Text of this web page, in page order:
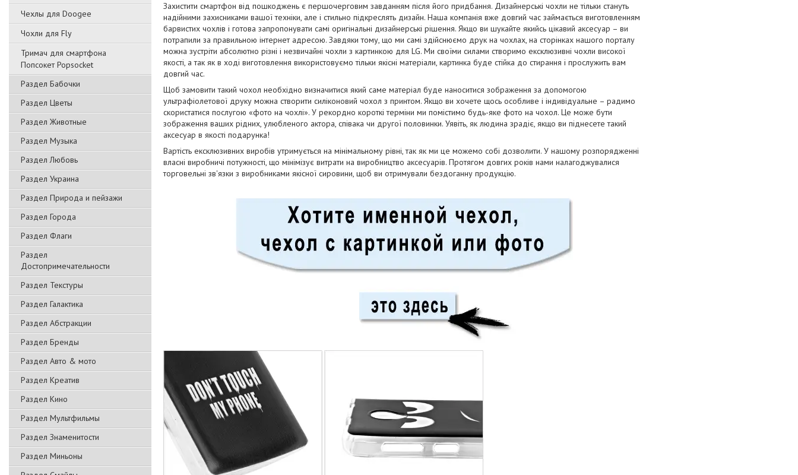
Чехлы для Doogee
Чохли для Fly
Тримач для смартфона
Попсокет Popsocket
Раздел Бабочки
Раздел Цветы
Раздел Животные
Раздел Музыка
Раздел Любовь
Раздел Украина
Раздел Природа и пейзажи
Раздел Города
Раздел Флаги
Раздел
Достопримечательности
Раздел Текстуры
Раздел Галактика
Раздел Абстракции
Раздел Бренды
Раздел Авто & мото
Раздел Креатив
Раздел Кино
Раздел Мультфильмы
Раздел Знаменитости
Раздел Миньоны
Захистити смартфон від пошкоджень є першочерговим завданням після його придбання. Дизайнерські чохли не тільки стануть
надійними захисниками вашої техніки, але і стильно підкреслять дизайн. Наша компанія вже довгий час займається виготовленням
барвистих чохлів і готова запропонувати самі оригінальні дизайнерські рішення. Якщо ви шукайте якийсь цікавий аксесуар – ви
потрапили за правильною інтернет адресою. Завдяки тому, що ми самі здійснюємо друк на чохлах, на сторінках нашого порталу
можна зустріти абсолютно різні і незвичайні чохли з картинкою для LG. Ми своїми силами створимо ексклюзивні чохли високої
якості, а так як в ході виготовлення використовуємо тільки якісні матеріали, картинка буде стійка до стирання і прослужить вам
довгий час.
Щоб замовити такий чохол необхідно визначитися який саме матеріал буде наноситися зображення за допомогою
ультрафіолетової друку можна створити силіконовий чохол з принтом. Якщо ви хочете щось особливе і індивідуальне – радимо
скористатися послугою «фото на чохлі». У рекордно короткі терміни ми помістимо будь-яке фото на чохол. Це може бути
зображення ваших рідних, улюбленого актора, співака чи другої половинки. Уявіть, як людина зрадіє, якщо ви піднесете такий
аксесуар в якості подарунка!
Вартість ексклюзивних виробів утримується на мінімальному рівні, так як ми це можемо собі дозволити. У нашому розпорядженні
власні виробничі потужності, що мінімізує витрати на виробництво аксесуарів. Протягом довгих років нами налагоджувалися
торговельні зв'язки з виробниками якісної сировини, щоб ви отримували бездоганну продукцію.